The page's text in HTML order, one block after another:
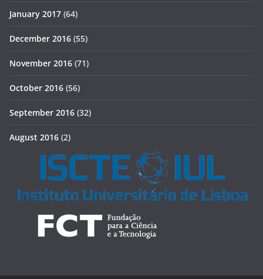
January 2017 (64)
December 2016 (55)
November 2016 (71)
October 2016 (56)
September 2016 (32)
August 2016 (2)